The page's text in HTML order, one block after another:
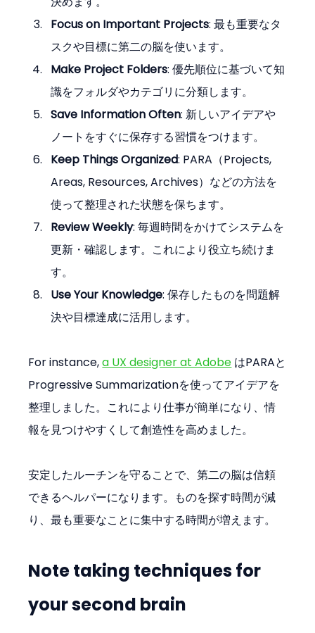
Focus on Important Projects: 最も重要なタ
スクや目標に第二の脳を使います。
Make Project Folders: 優先順位に基づいて知
識をフォルダやカテゴリに分類します。
Save Information Often: 新しいアイデアや
ノートをすぐに保存する習慣をつけます。
Keep Things Organized: PARA（Projects,
Areas, Resources, Archives）などの方法を
使って整理された状態を保ちます。
Review Weekly: 毎週時間をかけてシステムを
更新・確認します。これにより役立ち続けま
す。
Use Your Knowledge: 保存したものを問題解
決や目標達成に活用します。
For instance, a UX designer at Adobe はPARAと
Progressive Summarizationを使ってアイデアを
整理しました。これにより仕事が簡単になり、情
報を見つけやすくして創造性を高めました。
安定したルーチンを守ることで、第二の脳は信頼
できるヘルパーになります。ものを探す時間が減
り、最も重要なことに集中する時間が増えます。
Note taking techniques for
your second brain